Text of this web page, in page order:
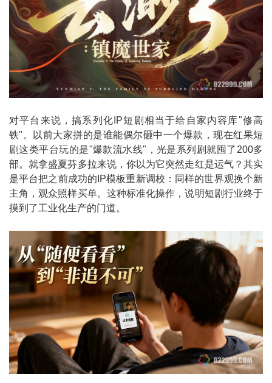
对平台来说，搞系列化IP短剧相当于给自家内容库"修高
铁"。以前大家拼的是谁能偶尔砸中一个爆款，现在红果短
剧这类平台玩的是"爆款流水线"，光是系列剧就囤了200多
部。就拿盛夏芬多拉来说，你以为它突然走红是运气？其实
是平台把之前成功的IP模板重新调校：同样的世界观换个新
主角，观众照样买单。这种标准化操作，说明短剧行业终于
摸到了工业化生产的门道。